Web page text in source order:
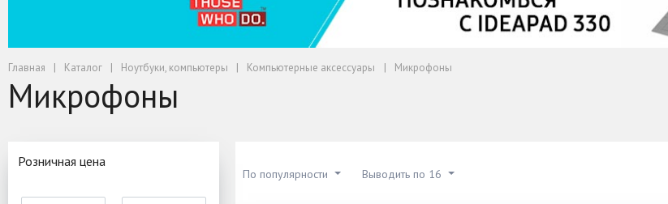
Главная Каталог Ноутбуки, компьютеры Компьютерные аксессуары Микрофоны
Микрофоны
По популярности Выводить по 16
Розничная цена